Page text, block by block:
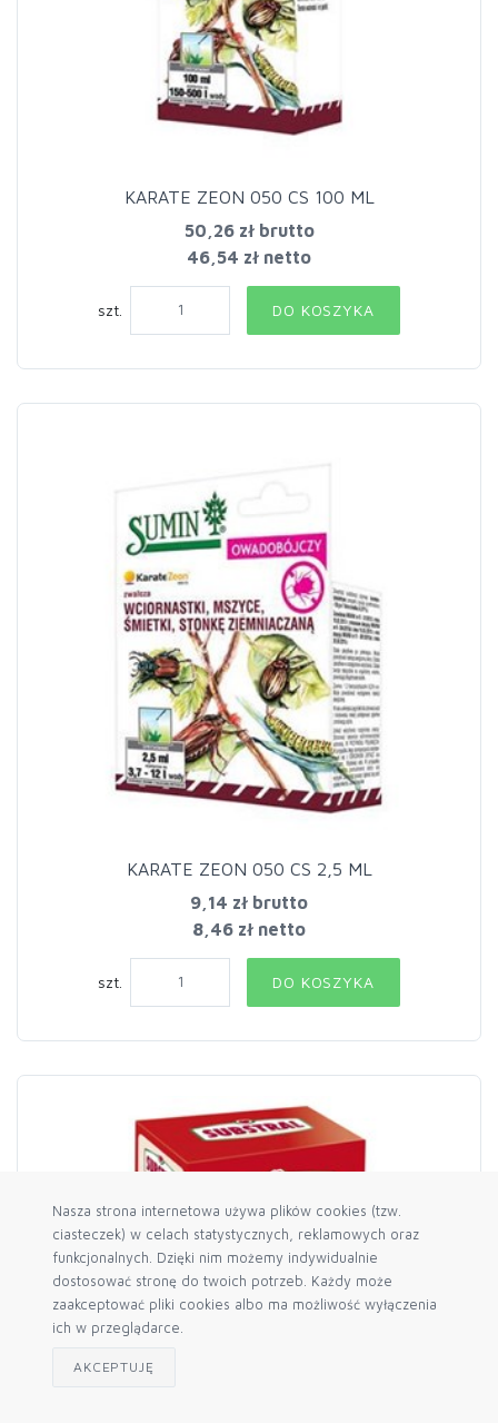
Nasza strona internetowa używa plików cookies (tzw.
ciasteczek) w celach statystycznych, reklamowych oraz
funkcjonalnych. Dzięki nim możemy indywidualnie
dostosować stronę do twoich potrzeb. Każdy może
zaakceptować pliki cookies albo ma możliwość wyłączenia
ich w przeglądarce.
AKCEPTUJĘ
KARATE ZEON 050 CS 100 ML
50,26 złbrutto
46,54 zł netto
szt. DO KOSZYKA
KARATE ZEON 050 CS 2,5 ML
9,14 zł brutto
8,46 zł netto
szt. DO KOSZYKA